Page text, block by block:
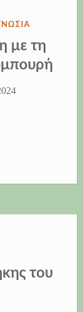
με τη
του